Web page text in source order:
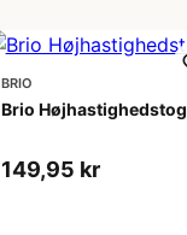
BRIO
Brio Højhastighedstog
149,95 kr